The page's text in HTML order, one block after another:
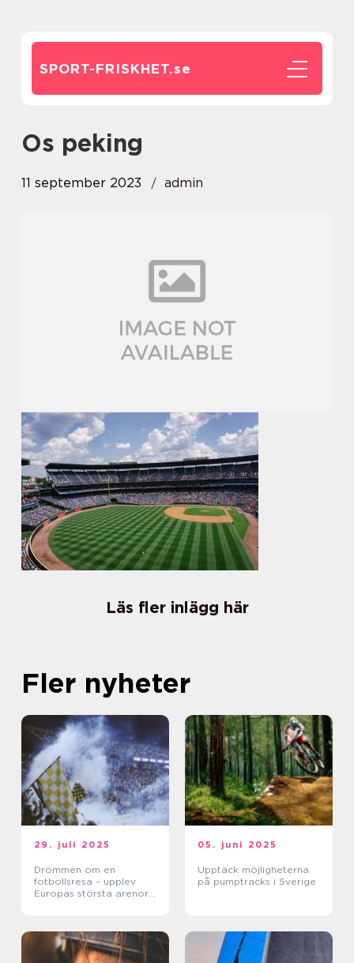
SPORT-FRISKHET.se
os peking
11 september 2023 admin
Läs fler inlägg här
Fler nyheter
29. juli 2025
Drömmen om en
fotbollsresa – upplev
Europas största arenor
05. juni 2025
Upptäck möjligheterna
på pumptracks i Sverige